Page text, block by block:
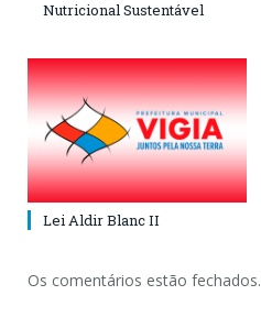
Nutricional Sustentável
Lei Aldir Blanc II
Os comentários estão fechados.